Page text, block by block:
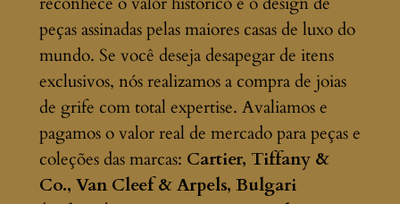
peças assinadas pelas maiores casas de luxo do
mundo. Se você deseja desapegar de itens
exclusivos, nós realizamos a compra de joias
de grife com total expertise. Avaliamos e
pagamos o valor real de mercado para peças e
coleções das marcas: Cartier, Tiffany &
Co., Van Cleef & Arpels, Bulgari